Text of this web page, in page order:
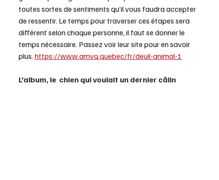
toutes sortes de sentiments qu’il vous faudra accepter
de ressentir. Le temps pour traverser ces étapes sera
différent selon chaque personne, il faut se donner le
temps nécessaire. Passez voir leur site pour en savoir
plus. https://www.amvq.quebec/fr/deuil-animal-1
L'album, le  chien qui voulait un dernier câlin